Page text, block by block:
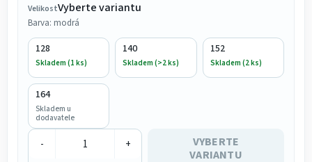
VelikostVyberte variantu
Barva: modrá
128
Skladem (1 ks)
140
Skladem (>2 ks)
152
Skladem (2 ks)
164
Skladem u
dodavatele
- +
VYBERTE
VARIANTU